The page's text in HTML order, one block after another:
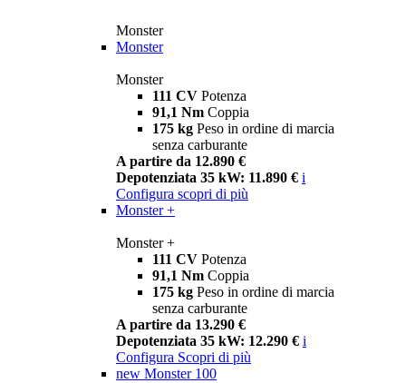
Monster
Monster
Monster
111 CV Potenza
91,1 Nm Coppia
175 kg Peso in ordine di marcia
senza carburante
A partire da 12.890 €
Depotenziata 35 kW: 11.890 € i
Configura scopri di più
Monster +
Monster +
111 CV Potenza
91,1 Nm Coppia
175 kg Peso in ordine di marcia
senza carburante
A partire da 13.290 €
Depotenziata 35 kW: 12.290 € i
Configura Scopri di più
new Monster 100